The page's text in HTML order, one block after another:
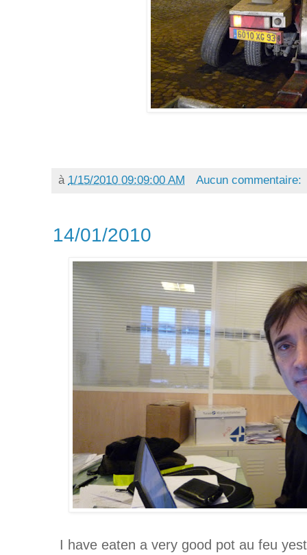
à 1/15/2010 09:09:00 AM Aucun commentaire:
14/01/2010
I have eaten a very good pot au feu